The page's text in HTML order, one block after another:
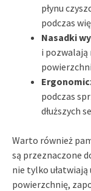
płynu
podczas
Nasadki
i pozwalają
podczas
dłuższych
Warto również
są przeznaczone
nie tylko
powierzchnię,